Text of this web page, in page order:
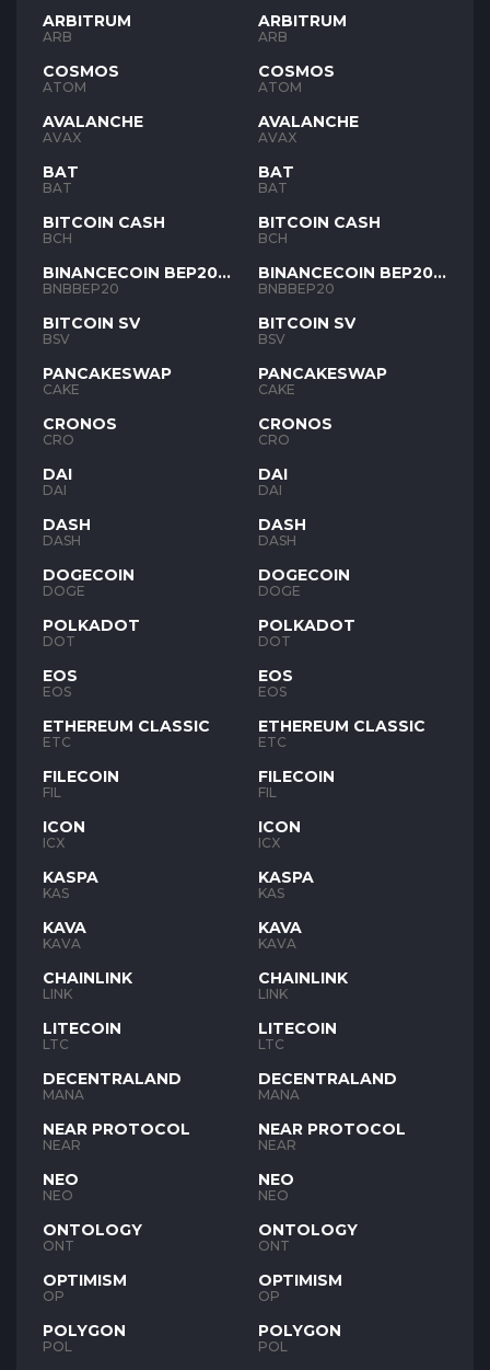
ARBITRUM
ARB
COSMOS
ATOM
AVALANCHE
AVAX
BAT
BAT
BITCOIN CASH
BCH
BINANCECOIN BEP20
BNB
BNBBEP20
BITCOIN SV
BSV
PANCAKESWAP
CAKE
CRONOS
CRO
DAI
DAI
DASH
DASH
DOGECOIN
DOGE
POLKADOT
DOT
EOS
EOS
ETHEREUM CLASSIC
ETC
FILECOIN
FIL
ICON
ICX
KASPA
KAS
KAVA
KAVA
CHAINLINK
LINK
LITECOIN
LTC
DECENTRALAND
MANA
NEAR PROTOCOL
NEAR
NEO
NEO
ONTOLOGY
ONT
OPTIMISM
OP
POLYGON
POL
ARBITRUM
ARB
COSMOS
ATOM
AVALANCHE
AVAX
BAT
BAT
BITCOIN CASH
BCH
BINANCECOIN BEP20
BNB
BNBBEP20
BITCOIN SV
BSV
PANCAKESWAP
CAKE
CRONOS
CRO
DAI
DAI
DASH
DASH
DOGECOIN
DOGE
POLKADOT
DOT
EOS
EOS
ETHEREUM CLASSIC
ETC
FILECOIN
FIL
ICON
ICX
KASPA
KAS
KAVA
KAVA
CHAINLINK
LINK
LITECOIN
LTC
DECENTRALAND
MANA
NEAR PROTOCOL
NEAR
NEO
NEO
ONTOLOGY
ONT
OPTIMISM
OP
POLYGON
POL